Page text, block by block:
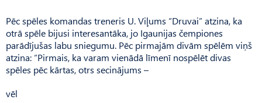
Pēc spēles komandas treneris U. Viļums “Druvai” atzina, ka
otrā spēle bijusi interesantāka, jo Igaunijas čempiones
parādījušas labu sniegumu. Pēc pirmajām divām spēlēm viņš
atzina: “Pirmais, ka varam vienādā līmenī nospēlēt divas
spēles pēc kārtas, otrs secinājums –
vēl